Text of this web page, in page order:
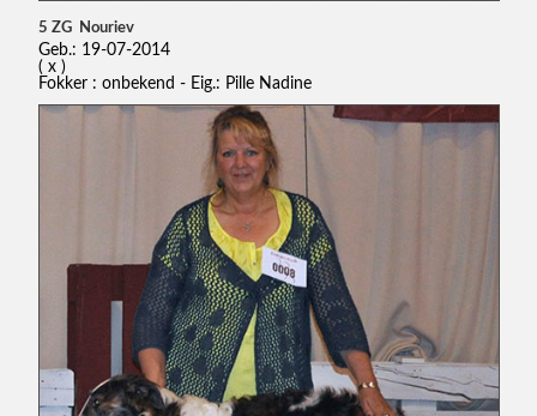
5 ZG Nouriev
Geb.: 19-07-2014
( x )
Fokker : onbekend - Eig.: Pille Nadine